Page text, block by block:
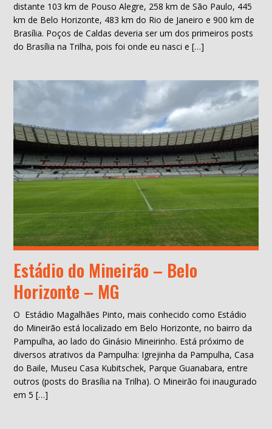
distante 103 km de Pouso Alegre, 258 km de São Paulo, 445
km de Belo Horizonte, 483 km do Rio de Janeiro e 900 km de
Brasília. Poços de Caldas deveria ser um dos primeiros posts
do Brasília na Trilha, pois foi onde eu nasci e […]
Estádio do Mineirão – Belo
Horizonte – MG
O Estádio Magalhães Pinto, mais conhecido como Estádio
do Mineirão está localizado em Belo Horizonte, no bairro da
Pampulha, ao lado do Ginásio Mineirinho. Está próximo de
diversos atrativos da Pampulha: Igrejinha da Pampulha, Casa
do Baile, Museu Casa Kubitschek, Parque Guanabara, entre
outros (posts do Brasília na Trilha). O Mineirão foi inaugurado
em 5 […]